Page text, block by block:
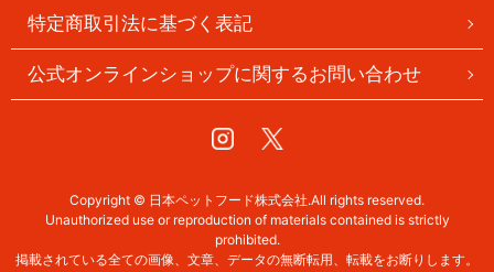
特定商取引法に基づく表記
公式オンラインショップに関するお問い合わせ
Instagram
Copyright © 日本ペットフード株式会社.All rights reserved.
Unauthorized use or reproduction of materials contained is strictly
prohibited.
掲載されている全ての画像、文章、データの無断転用、転載をお断りします。